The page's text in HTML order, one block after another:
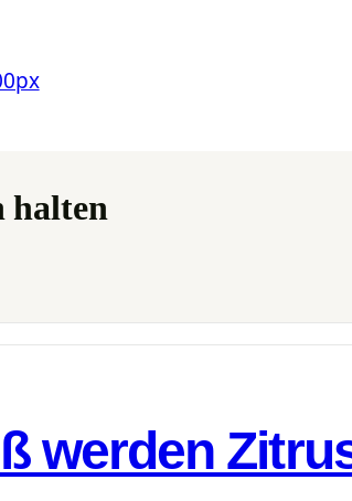
halten
werden